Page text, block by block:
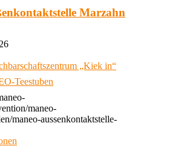
Marzahn
„Kiek in“
Teestuben
maneo-
maneo-aussenkontaktstelle-